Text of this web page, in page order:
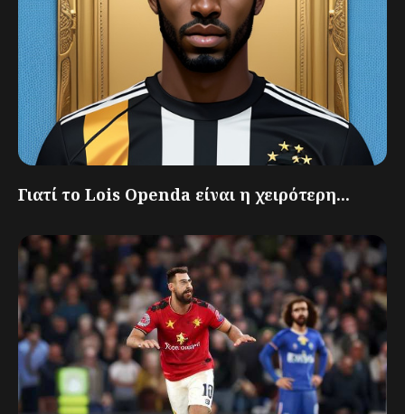
Γιατί το Lois Openda είναι η χειρότερη...